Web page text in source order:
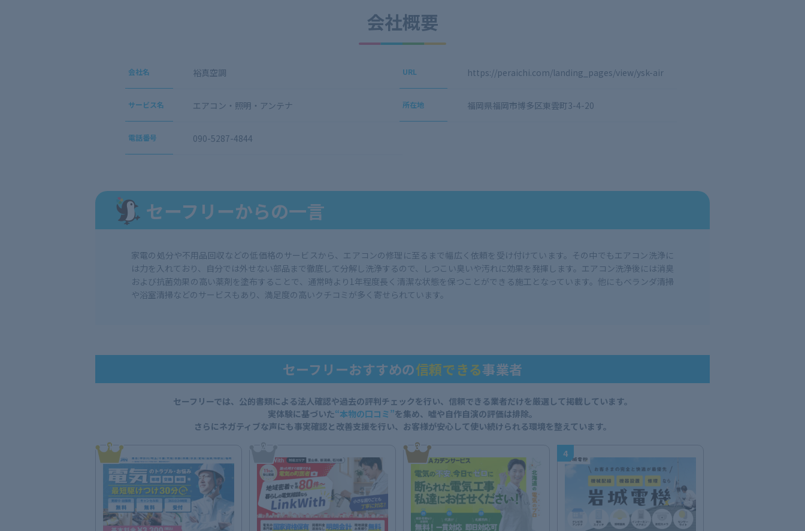
会社概要
会社名 裕真空調
サービス名 エアコン・照明・アンテナ
電話番号 090-5287-4844
URL https://peraichi.com/landing_pages/view/ysk-air
所在地 福岡県福岡市博多区東雲町3-4-20
セーフリーからの一言
家電の処分や不用品回収などの低価格のサービスから、エアコンの修理に至るまで幅広く依頼を受け付けています。その中でもエアコン洗浄に
は力を入れており、自分では外せない部品まで徹底して分解し洗浄するので、しつこい臭いや汚れに効果を発揮します。エアコン洗浄後には消臭
および抗菌効果の高い薬剤を塗布することで、通常時より1年程度長く清潔な状態を保つことができる施工となっています。他にもベランダ清掃
や浴室清掃などのサービスもあり、満足度の高いクチコミが多く寄せられています。
セーフリーおすすめの信頼できる事業者
セーフリーでは、公的書類による法人確認や過去の評判チェックを行い、信頼できる業者だけを厳選して掲載しています。
実体験に基づいた“本物の口コミ”を集め、 嘘や自作自演の評価は排除。
さらにネガティブな声にも事実確認と改善支援を行い、 お客様が安心して使い続けられる環境を整えています。
1 3 4